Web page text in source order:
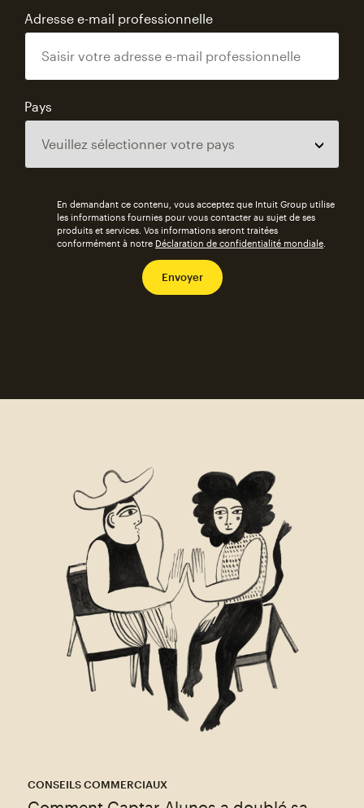
Adresse e-mail professionnelle
Pays
En demandant ce contenu, vous acceptez que Intuit Group utilise
les informations fournies pour vous contacter au sujet de ses
produits et services. Vos informations seront traitées
conformément à notre Déclaration de confidentialité mondiale
CONSEILS COMMERCIAUX